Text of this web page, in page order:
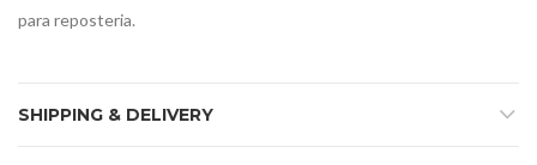
para reposteria.
SHIPPING & DELIVERY